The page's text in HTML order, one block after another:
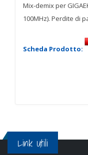
Mix-demix per
100MHz). Perdite di
Scheda Prodotto:
Link Utili